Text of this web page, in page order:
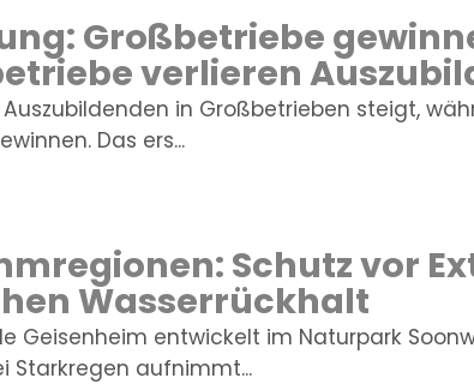
Großbetriebe
verlieren
in Großbetrieben steigt,
Das ers...
Schutz vor
Wasserrückhalt
Geisenheim entwickelt im Naturpark
Starkregen aufnimmt...